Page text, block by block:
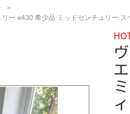
ー e430 希少品 ミッドセンチュリー